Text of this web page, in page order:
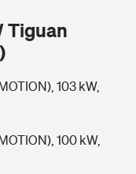
Haus?
im Alter?
Tiguan
103 kW,
100 kW,